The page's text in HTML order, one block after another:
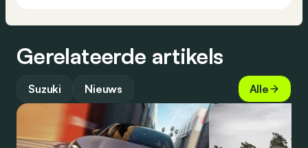
Gerelateerde artikels
Suzuki Nieuws Alle